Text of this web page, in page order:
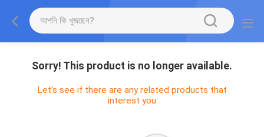
Sorry! This product is no longer available.
Let's see if there are any related products that
interest you